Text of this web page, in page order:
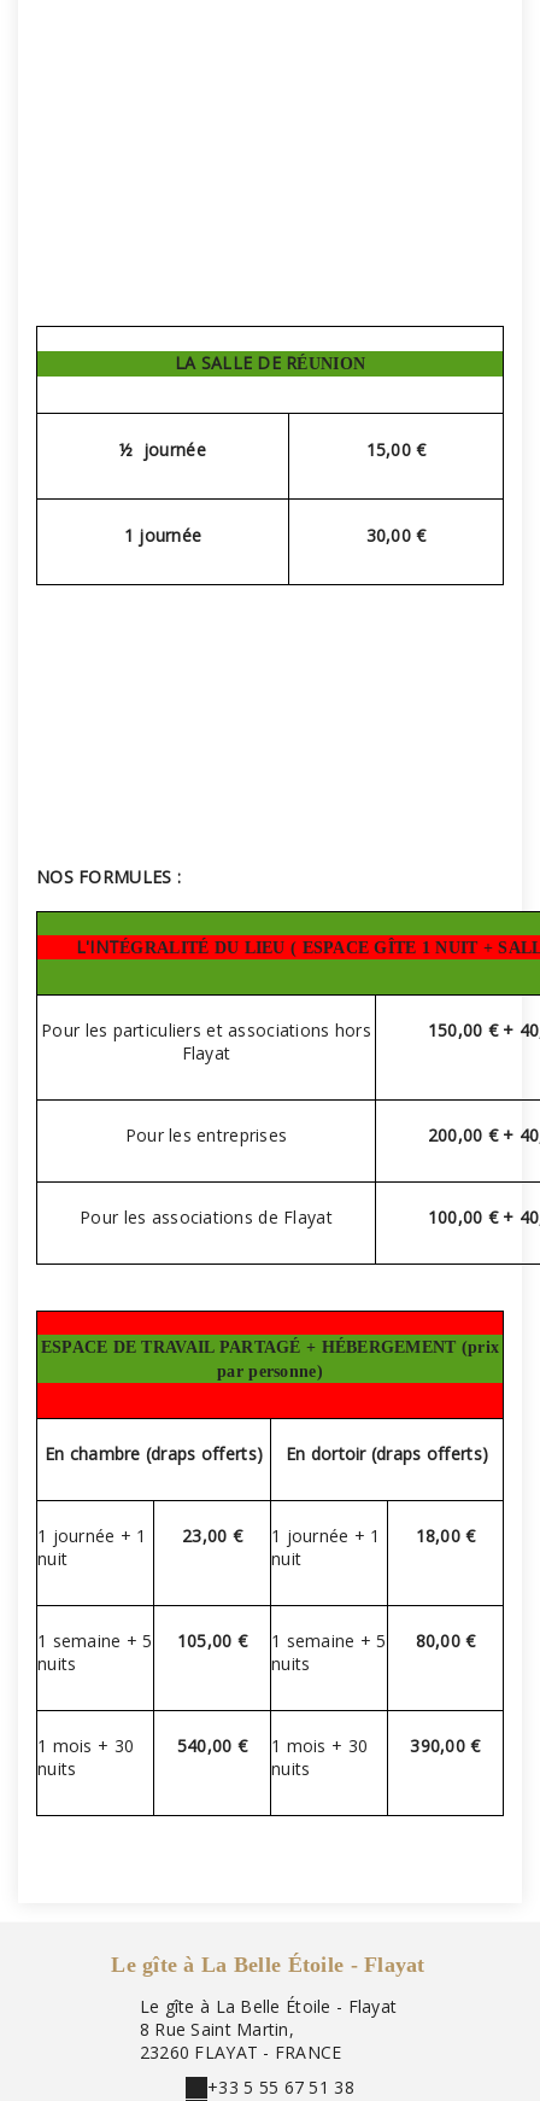
LA SALLE DE RÉUNION
½ journée 15,00 €
1 journée 30,00 €
NOS FORMULES :
L'INTÉGRALITÉ DU LIEU ( ESPACE GÎTE 1 NUIT +
Pour les particuliers et associations hors
Flayat
150,00 € +
Pour les entreprises 200,00 € +
Pour les associations de Flayat 100,00 € +
ESPACE DE TRAVAIL PARTAGÉ + HÉBERGEMENT (prix
par personne)
En chambre (draps offerts) En dortoir (draps offerts)
1 journée + 1
nuit
23,00 €
1 journée + 1
nuit
18,00 €
1 semaine + 5
nuits
105,00 €
1 semaine + 5
nuits
80,00 €
1 mois + 30
nuits
540,00 €
1 mois + 30
nuits
390,00 €
Le gîte à La Belle Étoile - Flayat
Le gîte à La Belle Étoile - Flayat
8 Rue Saint Martin,
23260 FLAYAT - FRANCE
+33 5 55 67 51 38